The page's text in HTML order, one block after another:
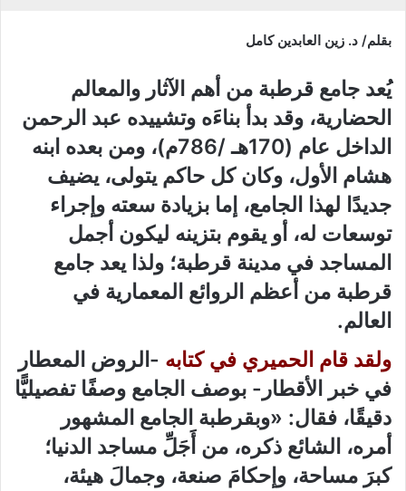
بقلم/ د. زين العابدين كامل
يُعد جامع قرطبة من أهم الآثار والمعالم
الحضارية، وقد بدأ بناءَه وتشييده عبد الرحمن
الداخل عام (170هـ /786م)، ومن بعده ابنه
هشام الأول، وكان كل حاكم يتولى، يضيف
جديدًا لهذا الجامع، إما بزيادة سعته وإجراء
توسعات له، أو يقوم بتزينه ليكون أجمل
المساجد في مدينة قرطبة؛ ولذا يعد جامع
قرطبة من أعظم الروائع المعمارية في
العالم.
ولقد قام الحميري في كتابه -الروض المعطار
في خبر الأقطار- بوصف الجامع وصفًا تفصيليًّا
دقيقًا، فقال: «وبقرطبة الجامع المشهور
أمره، الشائع ذكره، من أَجَلِّ مساجد الدنيا؛
كبرَ مساحة، وإحكامَ صنعة، وجمالَ هيئة،